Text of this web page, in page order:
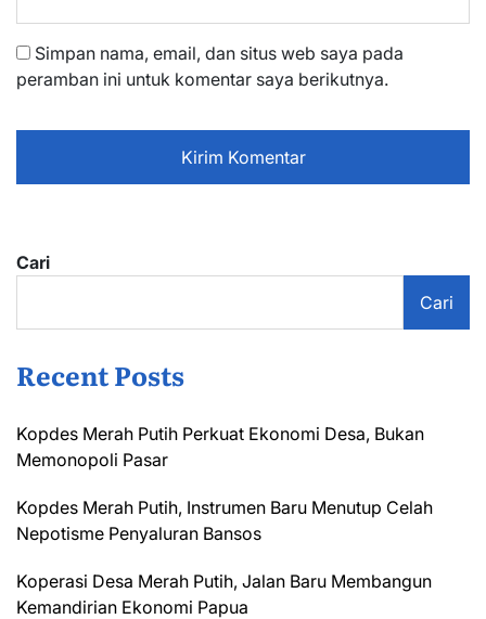
Simpan nama, email, dan situs web saya pada
peramban ini untuk komentar saya berikutnya.
Cari
Cari
Recent Posts
Kopdes Merah Putih Perkuat Ekonomi Desa, Bukan
Memonopoli Pasar
Kopdes Merah Putih, Instrumen Baru Menutup Celah
Nepotisme Penyaluran Bansos
Koperasi Desa Merah Putih, Jalan Baru Membangun
Kemandirian Ekonomi Papua